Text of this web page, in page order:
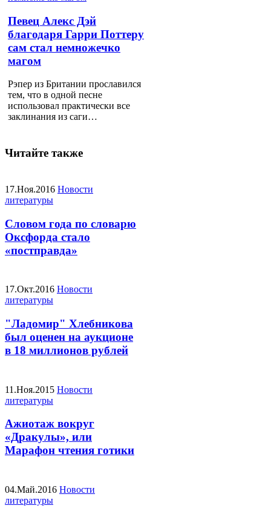
Певец Алекс Дэй
благодаря Гарри Поттеру
сам стал немножечко
магом
Рэпер из Британии прославился
тем, что в одной песне
использовал практически все
заклинания из саги…
Читайте также
17.Ноя.2016 Новости
литературы
Словом года по словарю
Оксфорда стало
«постправда»
17.Окт.2016 Новости
литературы
"Ладомир" Хлебникова
был оценен на аукционе
в 18 миллионов рублей
11.Ноя.2015 Новости
литературы
Ажиотаж вокруг
«Дракулы», или
Марафон чтения готики
04.Май.2016 Новости
литературы